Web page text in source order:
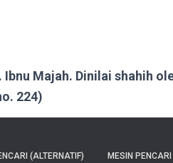
Majah. Dinilai shahih
224)
(ALTERNATIF) MESIN PENCARI